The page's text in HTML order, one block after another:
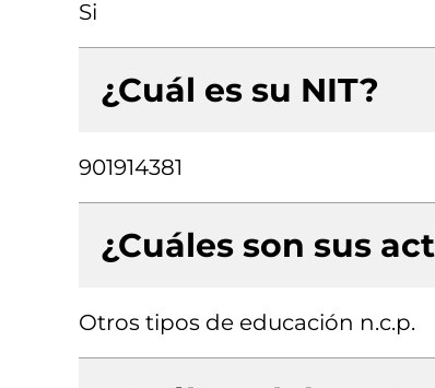
Si
¿Cuál es su NIT?
901914381
¿Cuáles son sus
Otros tipos de educación n.c.p.